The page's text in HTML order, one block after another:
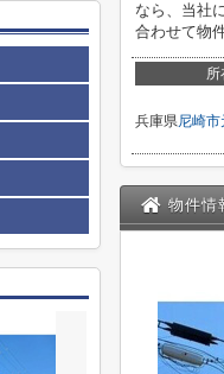
なら、当社
合わせて物
所
兵庫県尼崎市
物件情